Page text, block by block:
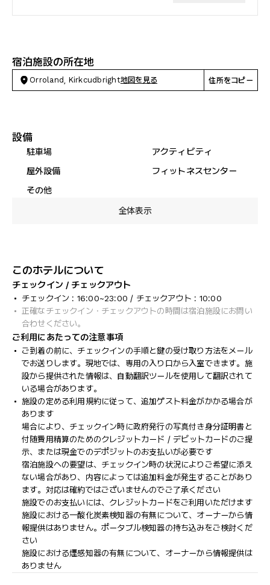
宿泊施設の所在地
Orroland, Kirkcudbright地図を見る 住所をコピー
設備
駐車場
アクティビティ
屋外設備
フィットネスセンター
その他
全体表示
このホテルについて
チェックイン / チェックアウト
チェックイン : 16:00~23:00 / チェックアウト : 10:00
正確なチェックイン・チェックアウトの時間は宿泊施設にお問い
合わせください。
ご利用にあたっての注意事項
ご到着の前に、チェックインの手順と鍵の受け取り方法をメール
でお送りします。現地では、専用の入り口から入室できます。施
設から提供された情報は、自動翻訳ツールを使用して翻訳されて
いる場合があります。
施設の定める利用規約に従って、追加ゲスト料金がかかる場合が
あります
場合により、チェックイン時に政府発行の写真付き身分証明書と
付随費用精算のためのクレジットカード / デビットカードのご提
示、または現金でのデポジットのお支払いが必要です
宿泊施設への要望は、チェックイン時の状況によりご希望に添え
ない場合があり、内容によっては追加料金が発生することがあり
ます。対応は確約ではございませんのでご了承ください
施設でのお支払いには、クレジットカードをご利用いただけます
施設における一酸化炭素検知器の有無について、オーナーから情
報提供はありません。ポータブル検知器の持ち込みをご検討くだ
さい
施設における煙感知器の有無について、オーナーから情報提供は
ありません